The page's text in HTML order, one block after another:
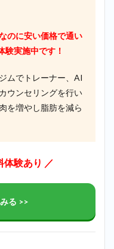
のに安い価格で通い
験実施中です！
ムでトレーナー、AI
ウンセリングを行い
を増やし脂肪を減ら
体験あり ／
る >>